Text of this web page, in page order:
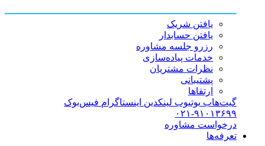
یافتن شریک
یافتن حسابدار
رزرو جلسه مشاوره
خدمات پیاده‌سازی
نظرات مشتریان
پشتیبانی
ارتقاها
گیت‌هاب یوتیوب لینکدین اینستاگرام فیس‌بوک
۰۲۱-۹۱۰۱۳۶۹۹
درخواست مشاوره
تعرفه‌ها